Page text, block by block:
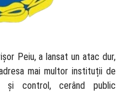
Peiu, a lansat un atac dur,
mai multor instituții de
control, cerând public